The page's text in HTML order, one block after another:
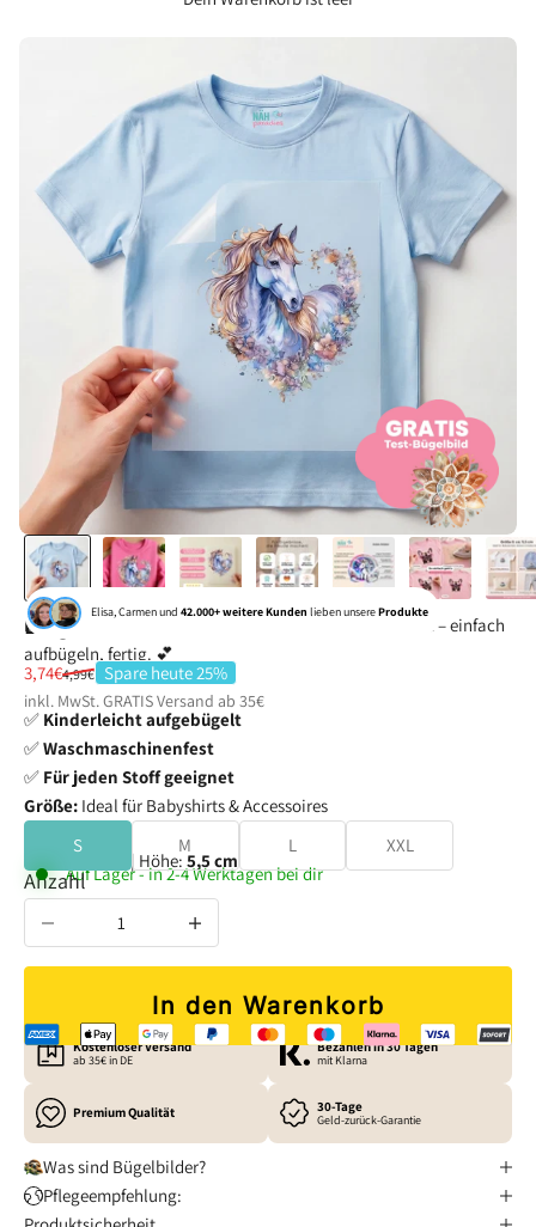
Elisa, Carmen und 42.000+ weitere Kunden lieben unsereProdukte
Bügelbild Herzliches Pferd Lila
Mach aus schlichten Basics persönliche Lieblingsstücke – einfach
aufbügeln, fertig. 💕
Angebot
3,74€Regulärer Preis
4,99€ Spare heute 25%
inkl. MwSt. GRATISVersand ab 35€
✅ Kinderleicht aufgebügelt
✅Waschmaschinenfest
✅ Für jeden Stoff geeignet
Größe: Ideal für Babyshirts & Accessoires
S
M L XXL
| Höhe: 5,5 cm
Auf Lager - in 2-4 Werktagen bei dir
Anzahl verringern
Anzahl erhöhen
In den Warenkorb
Kostenloser Versand
ab 35€ in DE
Bezahlen in 30 Tagen
mit Klarna
Premium Qualität 30-Tage
Geld-zurück-Garantie
Was sind Bügelbilder?
Pflegeempfehlung: